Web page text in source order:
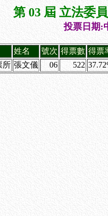
第 03 屆 立法委
投票日期:
姓名 號次 得票數 得票
所 張文儀 06 522